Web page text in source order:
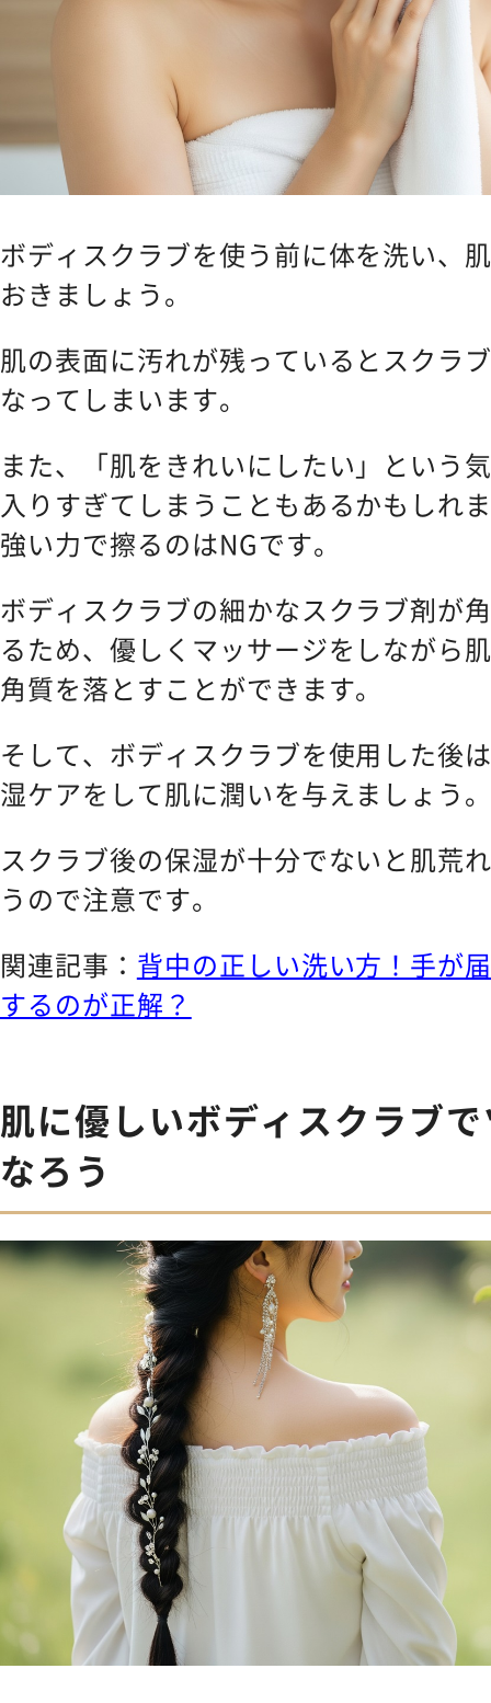
ボディスクラブを使う前に体を洗い、
おきましょう。
肌の表面に汚れが残っているとスクラ
なってしまいます。
また、「肌をきれいにしたい」という
入りすぎてしまうこともあるかもしれ
強い力で擦るのはNGです。
ボディスクラブの細かなスクラブ剤が
るため、優しくマッサージをしながら
角質を落とすことができます。
そして、ボディスクラブを使用した後
湿ケアをして肌に潤いを与えましょう
スクラブ後の保湿が十分でないと肌荒
うので注意です。
関連記事： 背中の正しい洗い方！手が
するのが正解？
肌に優しいボディスクラブ
なろう